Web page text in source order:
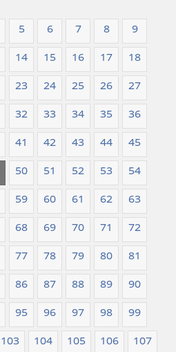
5 6 7 8
9
14 15 16 17
18
23 24 25 26
27
32 33 34 35
36
41 42 43 44
45
50 51 52 53
54
59 60 61 62
63
68 69 70 71
72
77 78 79 80
81
86 87 88 89
90
95 96 97 98
99
103 104 105 106
107